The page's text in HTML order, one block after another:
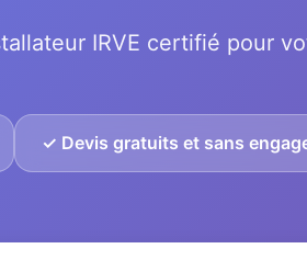
IRVE certifié pour
✓ Devis gratuits et sans